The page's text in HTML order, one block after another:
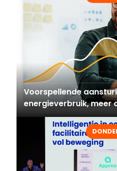
Voorspellende
energieverbruik, meer